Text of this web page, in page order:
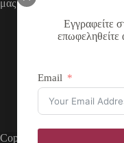
Εγγραφείτε
επωφεληθείτε
Email
μας με τους παρακάτω
Διεύθυνση:
Νικολάου
Τηλέφωνο:
+30 2385
Email:
Copyright © 2026 The Art